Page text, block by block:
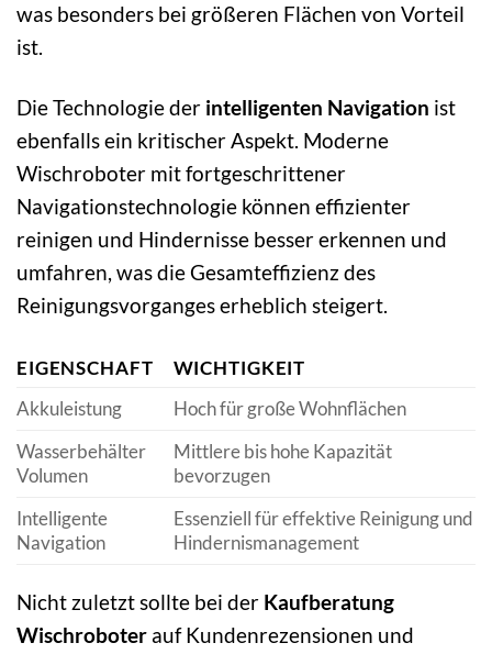
was besonders bei größeren Flächen von Vorteil
ist.
Die Technologie der intelligenten Navigation ist
ebenfalls ein kritischer Aspekt. Moderne
Wischroboter mit fortgeschrittener
Navigationstechnologie können effizienter
reinigen und Hindernisse besser erkennen und
umfahren, was die Gesamteffizienz des
Reinigungsvorganges erheblich steigert.
EIGENSCHAFT
WICHTIGKEIT
Akkuleistung
Hoch für große Wohnflächen
Wasserbehälter
Volumen
Mittlere bis hohe Kapazität
bevorzugen
Intelligente
Navigation
Essenziell für effektive Reinigung und
Hindernismanagement
Nicht zuletzt sollte bei der Kaufberatung
Wischroboter auf Kundenrezensionen und